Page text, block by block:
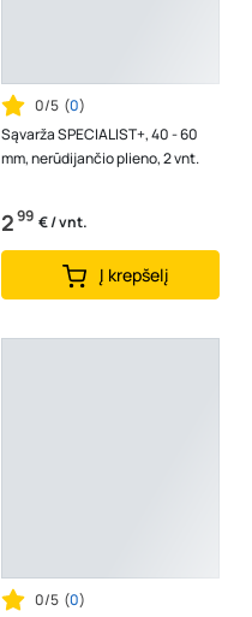
0/5 (0)
Sąvarža SPECIALIST+, 40 - 60
mm, nerūdijančio plieno, 2 vnt.
299 € / vnt.
Į krepšelį
0/5 (0)